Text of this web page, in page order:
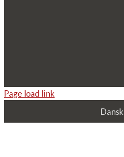
Page load link
Dansk